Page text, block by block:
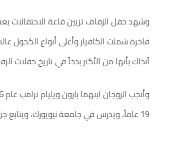
وشهد حفل الزفاف تزيين قاعة الاحتفالات
فاخرة شملت الكافيار وأغلى أنواع الكحول
آنذاك بأنها من الأكثر بذخاً في تاريخ حفلات
19 عاماً، ويدرس في جامعة نيويورك، ويتابع جزءاً من دراسته في حرم الجامعة بواشنطن.